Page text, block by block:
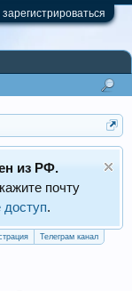
из РФ.
почту
доступ.
Телеграм канал